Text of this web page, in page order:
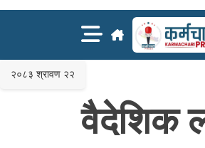
२०८३ श्रावण २२
वैदेशिक